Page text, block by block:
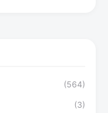
(564)
(3)